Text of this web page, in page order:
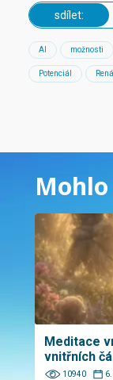
sdílet:
AI možnosti
Potenciál
Meditace
vnitřních
10940